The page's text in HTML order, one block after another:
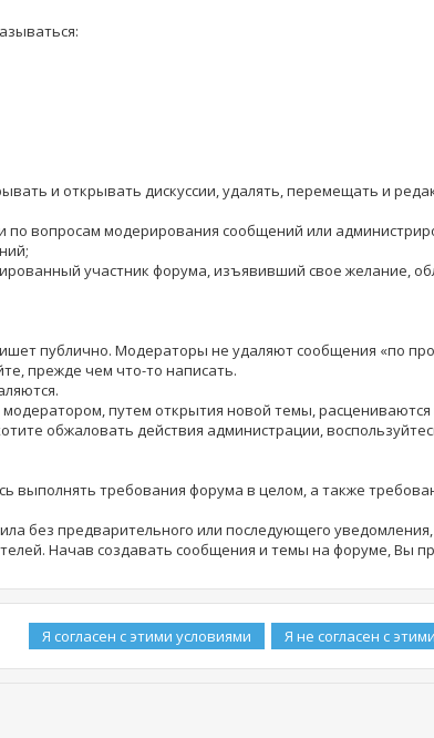
и открывать дискуссии, удалять, перемещать и
по вопросам модерирования сообщений или
участник форума, изъявивший свое желание,
публично. Модераторы не удаляют сообщения «по
прежде чем что-то написать.
путем открытия новой темы,
обжаловать действия администрации,
выполнять требования форума в целом, а также
без предварительного или последующего
Начав создавать сообщения и темы на форуме, Вы